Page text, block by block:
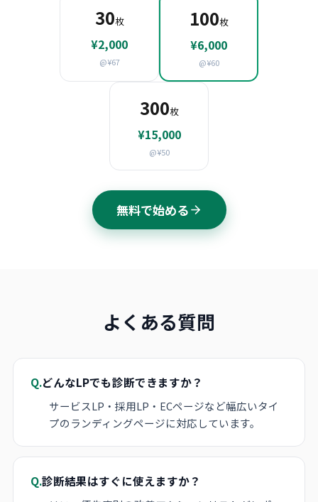
30枚
¥2,000
@¥67
100枚
¥6,000
@¥60
300枚
¥15,000
@¥50
無料で始める
よくある質問
Q.どんなLPでも診断できますか？
サービスLP・採用LP・ECページなど幅広いタイ
プのランディングページに対応しています。
Q.診断結果はすぐに使えますか？